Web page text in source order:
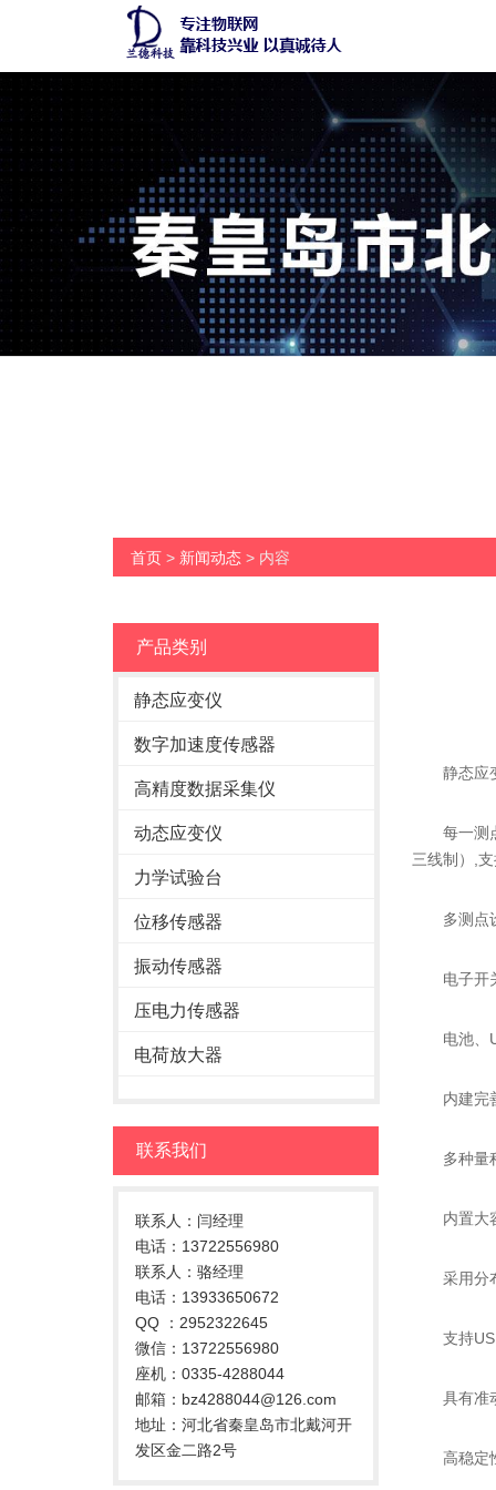
首页 > 新闻动态 > 内容
产品类别
静态应变仪
数字加速度传感器
高精度数据采集仪
动态应变仪
力学试验台
位移传感器
振动传感器
压电力传感器
电荷放大器
联系我们
联系人：闫经理
电话：13722556980
联系人：骆经理
电话：13933650672
QQ ：2952322645
微信：13722556980
座机：0335-4288044
邮箱：bz4288044@126.com
地址：河北省秦皇岛市北戴河开
发区金二路2号
静态应变
每一测点
三线制）,
多测点设
电子开关
电池、
内建完善
多种量程
内置大容
采用分布
支持USB
具有准动
高稳定性